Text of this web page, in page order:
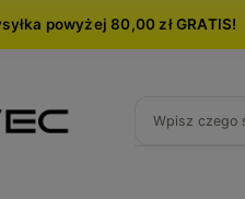
powyżej 80,00 zł GRATIS!